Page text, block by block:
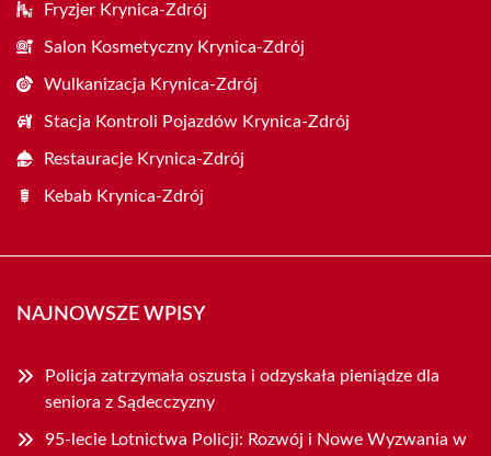
Fryzjer Krynica-Zdrój
Salon Kosmetyczny Krynica-Zdrój
Wulkanizacja Krynica-Zdrój
Stacja Kontroli Pojazdów Krynica-Zdrój
Restauracje Krynica-Zdrój
Kebab Krynica-Zdrój
NAJNOWSZE WPISY
Policja zatrzymała oszusta i odzyskała pieniądze dla
seniora z Sądecczyzny
95-lecie Lotnictwa Policji: Rozwój i Nowe Wyzwania w